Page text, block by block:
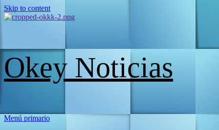
Skip to content
Okey Noticias
Menú primario